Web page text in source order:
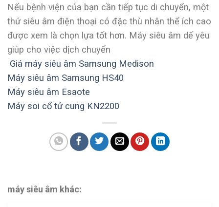
Nếu bệnh viện của bạn cần tiếp tục di chuyển, một
thứ siêu âm điện thoại có đặc thù nhân thể ích cao
được xem là chọn lựa tốt hơn. Máy siêu âm dế yêu
giúp cho việc dịch chuyển
Giá máy siêu âm Samsung Medison
Máy siêu âm Samsung HS40
Máy siêu âm Esaote
Máy soi cổ tử cung KN2200
máy siêu âm khác: